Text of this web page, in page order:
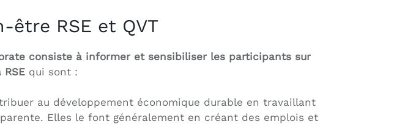
RSE et QVT
consiste à informer et sensibiliser les participants sur
qui sont :
au développement économique durable en travaillant
Elles le font généralement en créant des emplois et